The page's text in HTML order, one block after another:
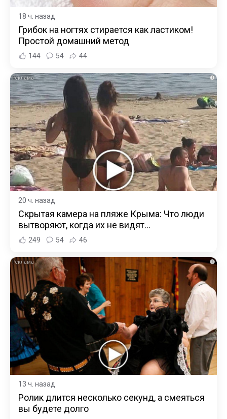
18 ч. назад
Грибок на ногтях стирается как ластиком!
Простой домашний метод
144 54 44
i
20 ч. назад
Скрытая камера на пляже Крыма: Что люди
вытворяют, когда их не видят...
249 54 46
i
13 ч. назад
Ролик длится несколько секунд, а смеяться
вы будете долго